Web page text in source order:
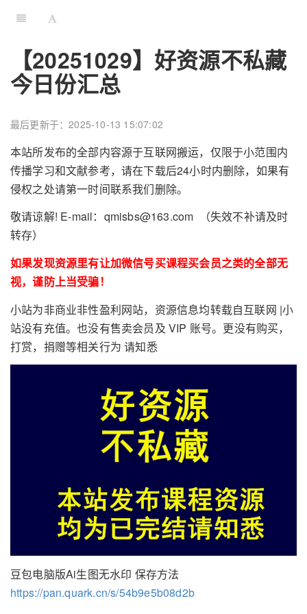
【20251029】好资源不私藏
今日份汇总
最后更新于：2025-10-13 15:07:02
本站所发布的全部内容源于互联网搬运，仅限于小范围内
传播学习和文献参考，请在下载后24小时内删除，如果有
侵权之处请第一时间联系我们删除。
敬请谅解! E-mail：qmisbs@163.com （失效不补请及时
转存）
如果发现资源里有让加微信号买课程买会员之类的全部无
视，谨防上当受骗！
小站为非商业非性盈利网站，资源信息均转载自互联网 |小
站没有充值。也没有售卖会员及 VIP 账号。更没有购买，
打赏，捐赠等相关行为 请知悉
豆包电脑版Ai生图无水印 保存方法
https://pan.quark.cn/s/54b9e5b08d2b